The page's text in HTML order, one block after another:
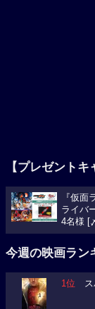
【プレゼントキ
『仮
ライバ
4名様 [
今週の映画ラン
1位 ス